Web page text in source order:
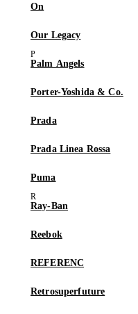
On
Our Legacy
Palm Angels
Porter-Yoshida & Co.
Prada
Prada Linea Rossa
Puma
Ray-Ban
Reebok
REFERENC
Retrosuperfuture